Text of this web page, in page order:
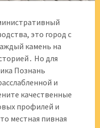
это город с
камень на
Но для
Познань
и
качественные
профилей и
местная пивная